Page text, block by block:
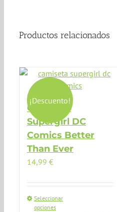
Productos relacionados
¡Descuento!
Camiseta
Supergirl DC
Comics Better
Than Ever
14,99 €
Seleccionar
opciones